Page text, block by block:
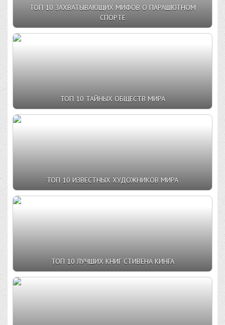
ТОП 10 ЗАХВАТЫВАЮЩИХ МИФОВ О ПАРАШЮТНОМ
СПОРТЕ
ТОП 10 ТАЙНЫХ ОБЩЕСТВ МИРА
ТОП 10 ИЗВЕСТНЫХ ХУДОЖНИКОВ МИРА
ТОП 10 ЛУЧШИХ КНИГ СТИВЕНА КИНГА